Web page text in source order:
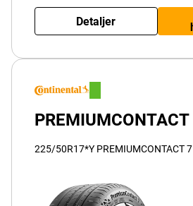
Detaljer
PREMIUMCONTACT
225/50R17*Y PREMIUMCONTACT